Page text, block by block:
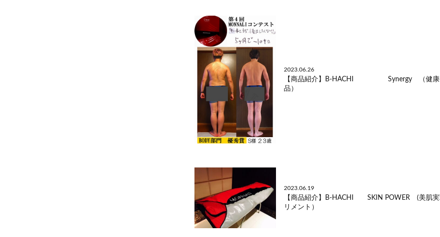
2023.06.26
【商品紹介】B-HACHI Synergy （健康
品）
2023.06.19
【商品紹介】B-HACHI SKIN POWER (美肌実
リメント）